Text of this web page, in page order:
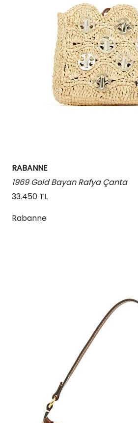
RABANNE
1969 Gold Bayan Rafya Çanta
33.450 TL
Rabanne